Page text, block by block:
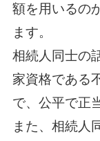
額を用いるの
ます。
相続人同士の
家資格である
で、公平で正
また、相続人